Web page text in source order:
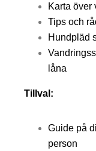
Karta över
Tips och
Hundpläd
låna
Tillval:
Guide på
person